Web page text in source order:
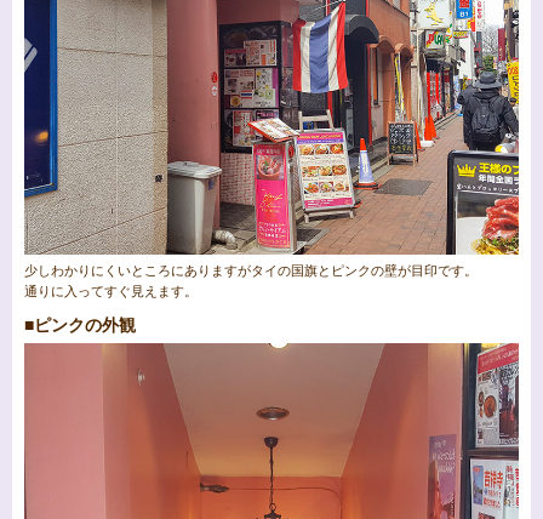
少しわかりにくいところにありますがタイの国旗とピンクの壁が目印です。
通りに入ってすぐ見えます。
■ピンクの外観